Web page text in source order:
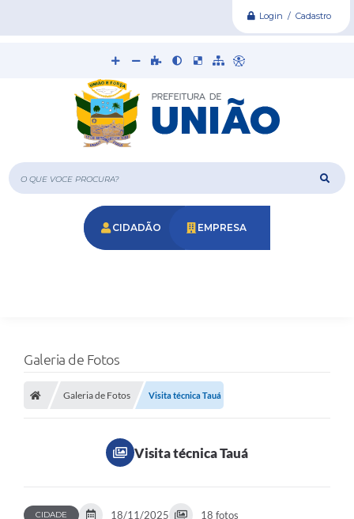
Login / Cadastro
O que voce procura?
CIDADÃO EMPRESA
Galeria de Fotos
Galeria de Fotos Visita técnica Tauá
Visita técnica Tauá
CIDADE 18/11/2025 18 fotos